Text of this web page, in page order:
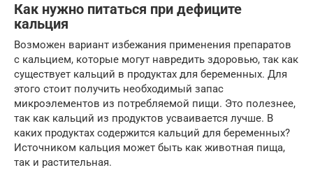
Как нужно питаться при дефиците
кальция
Возможен вариант избежания применения препаратов
с кальцием, которые могут навредить здоровью, так как
существует кальций в продуктах для беременных. Для
этого стоит получить необходимый запас
микроэлементов из потребляемой пищи. Это полезнее,
так как кальций из продуктов усваивается лучше. В
каких продуктах содержится кальций для беременных?
Источником кальция может быть как животная пища,
так и растительная.